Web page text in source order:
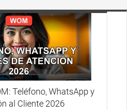
Teléfono, WhatsApp y
al Cliente 2026